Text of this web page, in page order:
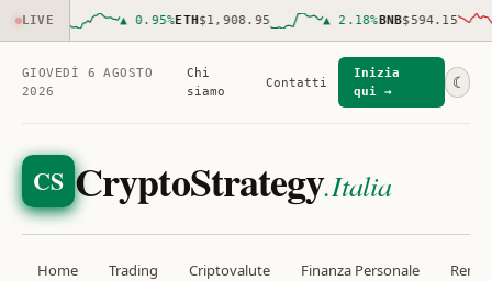
LIVE ▲ 0.95%ETH$1,908.95 ▲ 2.18 %BNB$594.15
GIOVEDÌ 6 AGOSTO
2026
Chi
siamo
Contatti
Inizia
qui →
☾
CS CryptoStrategy.Italia
Home Trading Criptovalute Finanza Personale